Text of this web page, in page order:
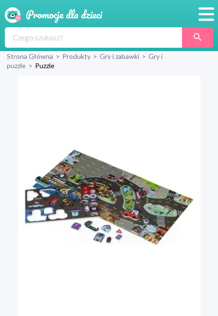
Produkty
Strona Główna > Produkty > Gry i zabawki > Gry i
puzzle > Puzzle